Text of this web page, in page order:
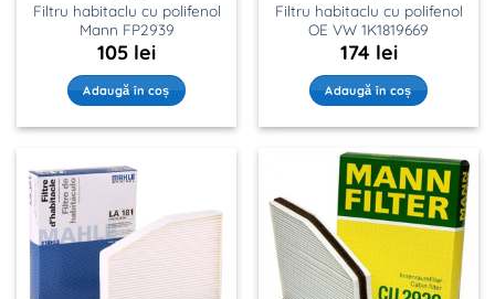
Filtru habitaclu cu polifenol
Mann FP2939
105 lei
Adaugă în coș
Filtru habitaclu cu polifenol
OE VW 1K1819669
174 lei
Adaugă în coș